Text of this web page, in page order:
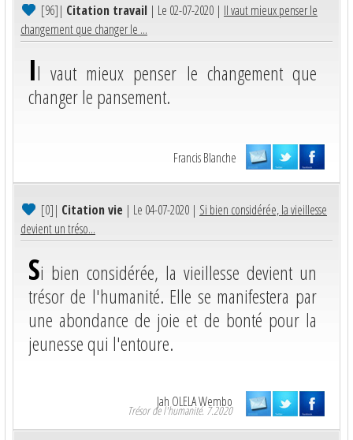
[96]| Citation travail | Le 02-07-2020 | Il vaut mieux penser le
changement que changer le ...
Il vaut mieux penser le changement que
changer le pansement.
Francis Blanche
[0]| Citation vie | Le 04-07-2020 | Si bien considérée, la vieillesse
devient un tréso...
Si bien considérée, la vieillesse devient un
trésor de l'humanité. Elle se manifestera par
une abondance de joie et de bonté pour la
jeunesse qui l'entoure.
Jah OLELA Wembo
Trésor de l'humanité. 7.2020